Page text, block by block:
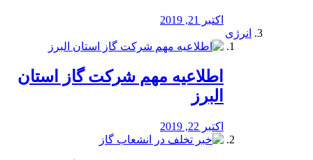
اکتبر 21, 2019
انرژی
️اطلاعیه مهم شرکت گاز استان
البرز
اکتبر 22, 2019